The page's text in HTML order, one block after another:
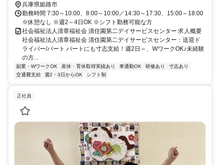
兵庫県姫路市
勤務時間 7:30～10:00、8:00～10:00／14:30～17:30、15:00～18:00
※休憩なし ※週2～4日OK ※シフト勤務可能な方
社会福祉法人清章福祉会 清住園第二デイサービスセンター 求人概要
社会福祉法人清章福祉会 清住園第二デイサービスセンター：送迎ド
ライバー/パート パートにも寸志支給！週2日～、WワークOK♪未経験
の方...
副業・WワークOK 産休・育休取得実績あり 車通勤OK 研修あり
寸志あり
交通費支給
週2・3日からOK シフト制
正社員